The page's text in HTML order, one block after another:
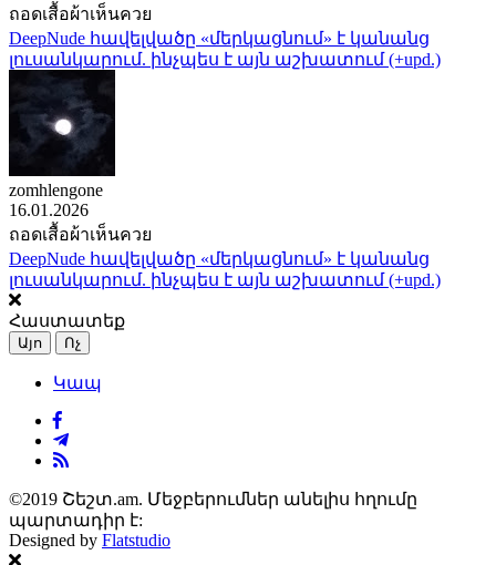
ถอดเสื้อผ้าเห็นควย
DeepNude հավելվածը «մերկացնում» է կանանց
լուսանկարում. ինչպես է այն աշխատում (+upd.)
zomhlengone
16.01.2026
ถอดเสื้อผ้าเห็นควย
DeepNude հավելվածը «մերկացնում» է կանանց
լուսանկարում. ինչպես է այն աշխատում (+upd.)
Հաստատեք
Այո Ոչ
Կապ
©2019 Շեշտ.am. Մեջբերումներ անելիս հղումը
պարտադիր է:
Designed by Flatstudio